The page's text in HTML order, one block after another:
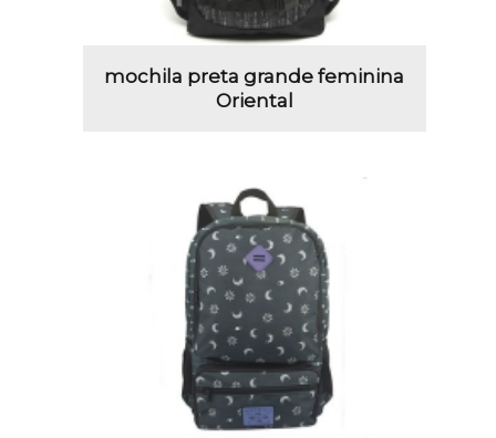
mochila preta grande feminina
Oriental